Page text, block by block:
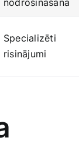
Specializēti
risinājumi